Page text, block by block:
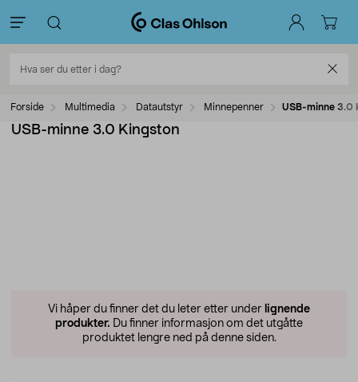
Forside Multimedia Datautstyr Minnepenner USB-minne 3.0
USB-minne 3.0 Kingston
Vi håper du finner det du leter etter under lignende
produkter. Du finner informasjon om det utgåtte
produktet lengre ned på denne siden.